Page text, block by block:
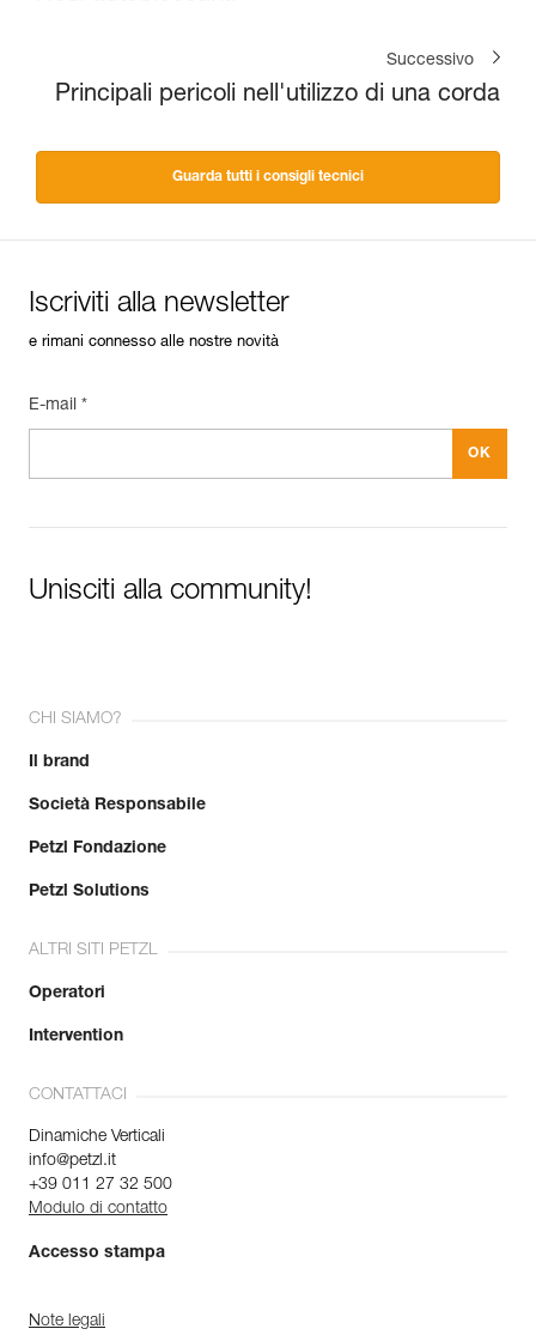
Successivo
Principali pericoli nell'utilizzo di una corda
Guarda tutti i consigli tecnici
Iscriviti alla newsletter
e rimani connesso alle nostre novità
E-mail *
Unisciti alla community!
CHI SIAMO?
Il brand
Società Responsabile
Petzl Fondazione
Petzl Solutions
ALTRI SITI PETZL
Operatori
Intervention
CONTATTACI
Dinamiche Verticali
info@petzl.it
+39 011 27 32 500
Modulo di contatto
Accesso stampa
Note legali